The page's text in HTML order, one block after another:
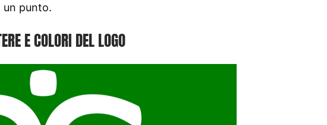
un punto.
E COLORI DEL LOGO